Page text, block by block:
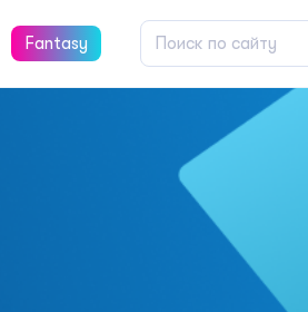
Fantasy